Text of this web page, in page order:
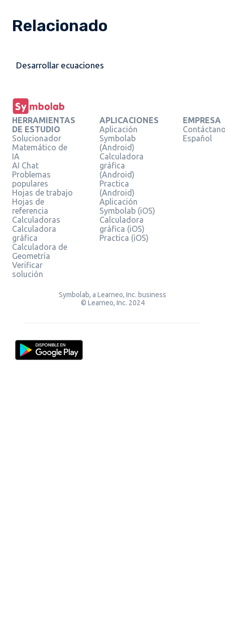
Relacionado
Desarrollar ecuaciones
HERRAMIENTAS
DE ESTUDIO
Solucionador
Matemático de
IA
AI Chat
Problemas
populares
Hojas de trabajo
Hojas de
referencia
Calculadoras
Calculadora
gráfica
Calculadora de
Geometría
Verificar
solución
APLICACIONES
Aplicación
Symbolab
(Android)
Calculadora
gráfica
(Android)
Practica
(Android)
Aplicación
Symbolab (iOS)
Calculadora
gráfica (iOS)
Practica (iOS)
EMPRESA
Español
Symbolab, a Learneo, Inc. business
© Learneo, Inc. 2024